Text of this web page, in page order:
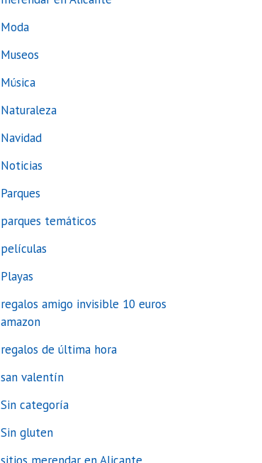
Moda
Museos
Música
Naturaleza
Navidad
Noticias
Parques
parques temáticos
películas
Playas
regalos amigo invisible 10 euros
amazon
regalos de última hora
san valentín
Sin categoría
Sin gluten